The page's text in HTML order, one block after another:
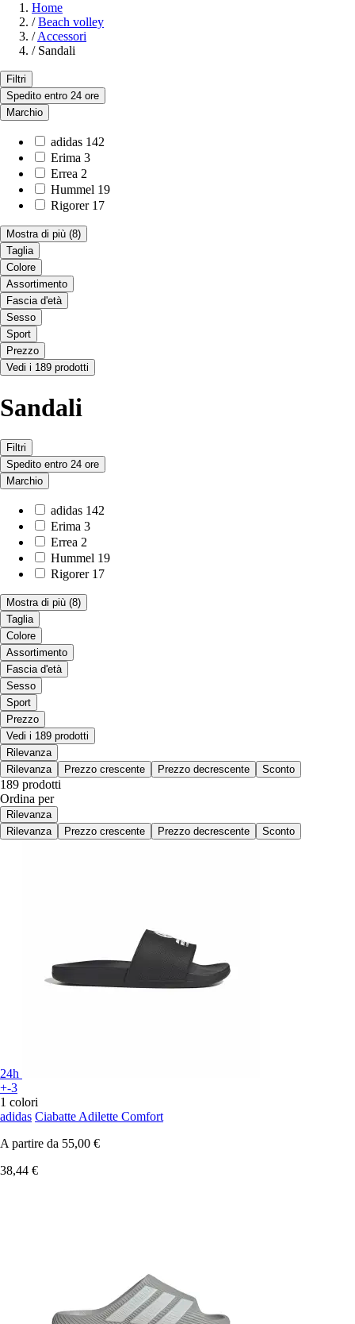
Home
/ Beach volley
/Accessori
/ Sandali
Filtri
Spedito entro 24 ore
Marchio
adidas 142
Erima 3
Errea 2
Hummel 19
Rigorer 17
Mostra di più (8)
Taglia
Colore
Assortimento
Fascia d'età
Sesso
Sport
Prezzo
Vedi i 189 prodotti
Sandali
Filtri
Spedito entro 24 ore
Marchio
adidas 142
Erima 3
Errea 2
Hummel 19
Rigorer 17
Mostra di più (8)
Taglia
Colore
Assortimento
Fascia d'età
Sesso
Sport
Prezzo
Vedi i 189 prodotti
Rilevanza
Rilevanza
Prezzo crescente Prezzo decrescente Sconto
189 prodotti
Ordina per
Rilevanza
Rilevanza
Prezzo crescente Prezzo decrescente Sconto
24h
+-3
1 colori
adidas Ciabatte Adilette Comfort
A partire da 55,00 €
38,44 €